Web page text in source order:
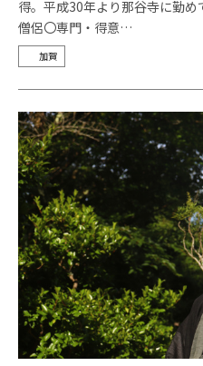
得。平成30年より那谷寺に勤
僧侶〇専門・得意…
加賀